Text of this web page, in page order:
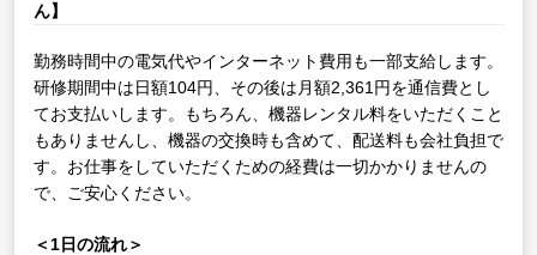
ん】
勤務時間中の電気代やインターネット費用も一部支給します。
研修期間中は日額104円、その後は月額2,361円を通信費とし
てお支払いします。もちろん、機器レンタル料をいただくこと
もありませんし、機器の交換時も含めて、配送料も会社負担で
す。お仕事をしていただくための経費は一切かかりませんの
で、ご安心ください。
＜1日の流れ＞